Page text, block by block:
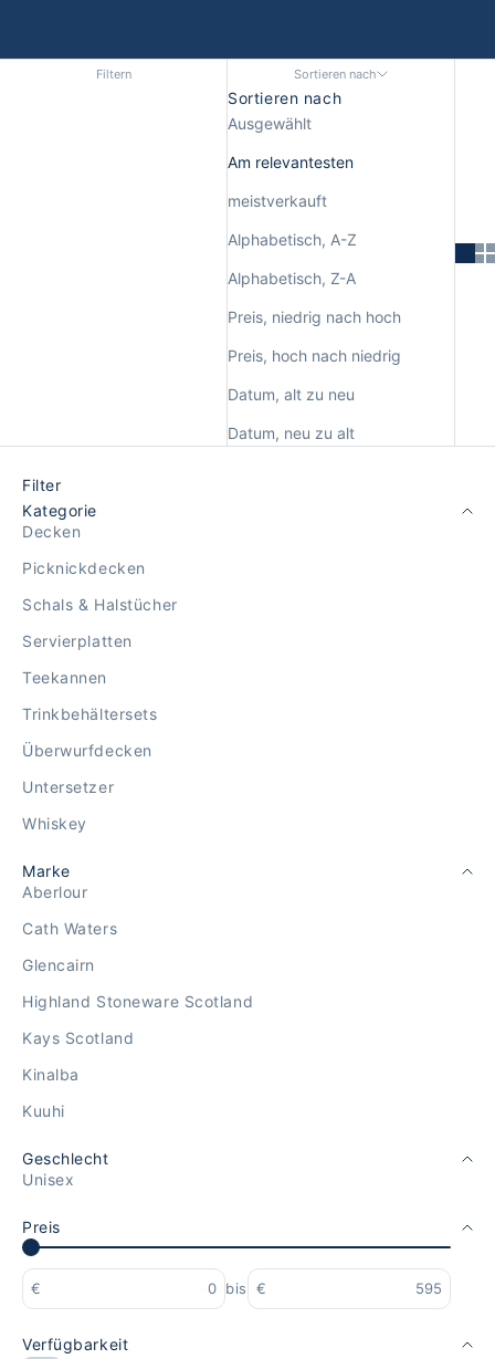
Filtern Sortieren nach
Sortieren nach
Ausgewählt
Am relevantesten
meistverkauft
Alphabetisch, A-Z
Alphabetisch, Z-A
Preis, niedrig nach hoch
Preis, hoch nach niedrig
Datum, alt zu neu
Datum, neu zu alt
Filter
Kategorie
Decken
Picknickdecken
Schals & Halstücher
Servierplatten
Teekannen
Trinkbehältersets
Überwurfdecken
Untersetzer
Whiskey
Marke
Aberlour
Cath Waters
Glencairn
Highland Stoneware Scotland
Kays Scotland
Kinalba
Kuuhi
Geschlecht
Unisex
Preis
€ bis €
Verfügbarkeit